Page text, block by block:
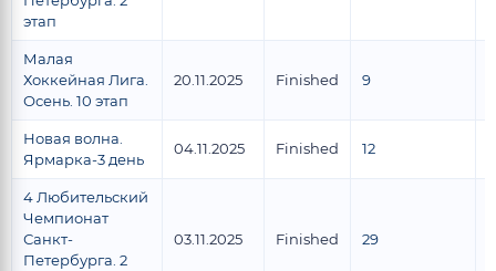
этап
Малая
Хоккейная Лига.
Осень. 10 этап
20.11.2025 Finished 9
Новая волна.
Ярмарка-3 день
04.11.2025 Finished 12
4 Любительский
Чемпионат
Санкт-
Петербурга. 2
03.11.2025 Finished 29